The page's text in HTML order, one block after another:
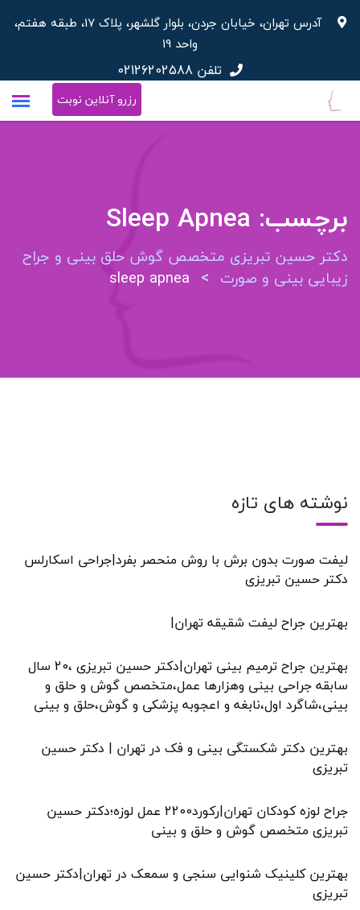
آدرس تهران، خیابان جردن، بلوار گلشهر، پلاک 17، طبقه هفتم،
واحد 19
تلفن 02126202588
رزرو آنلاین نوبت
برچسب: Sleep Apnea
دکتر حسین تبریزی متخصص گوش حلق بینی و جراح
زیبایی بینی و صورت >
sleep apnea
نوشته های تازه
لیفت صورت بدون برش با روش منحصر بفرد|جراحی اسکارلس
دکتر حسین تبریزی
بهترین جراح لیفت شقیقه تهران|
بهترین جراح ترمیم بینی تهران|دکتر حسین تبریزی ،20 سال
سابقه جراحی بینی وهزارها عمل،متخصص گوش و حلق و
بینی،شاگرد اول،نابغه و اعجوبه پزشکی و گوش،حلق و بینی
بهترین دکتر شکستگی بینی و فک در تهران | دکتر حسین
تبریزی
جراح لوزه کودکان تهران|رکورد2200 عمل لوزه؛دکتر حسین
تبریزی متخصص گوش و حلق و بینی
بهترین کلینیک شنوایی سنجی و سمعک در تهران|دکتر حسین
تبریزی